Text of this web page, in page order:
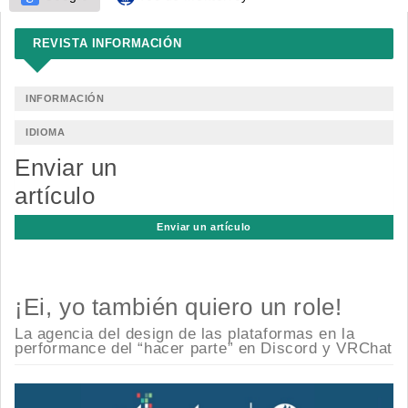
REVISTA INFORMACIÓN
INFORMACIÓN
IDIOMA
Enviar un
artículo
Enviar un artículo
¡Ei, yo también quiero un role!
La agencia del design de las plataformas en la
performance del “hacer parte” en Discord y VRChat